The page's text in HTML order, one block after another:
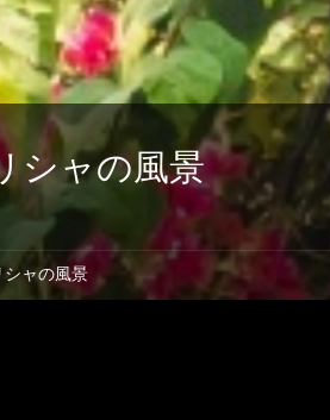
シャの風景
ャの風景